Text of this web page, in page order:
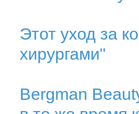
Этот уход за
хирургами"
Bergman